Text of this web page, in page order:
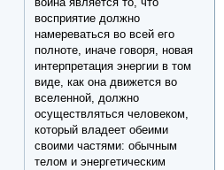
восприятие должно
намереваться во всей его
полноте, иначе говоря, новая
интерпретация энергии в том
виде, как она движется во
вселенной, должно
осуществляться человеком,
который владеет обеими
своими частями: обычным
телом и энергетическим